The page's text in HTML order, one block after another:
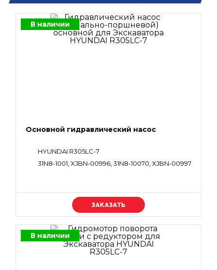
В наличии
Основной гидравлический насос
HYUNDAI R305LC-7
31N8-1001, XJBN-00996, 31N8-10070, XJBN-00997
Уточняйте цену
В наличии